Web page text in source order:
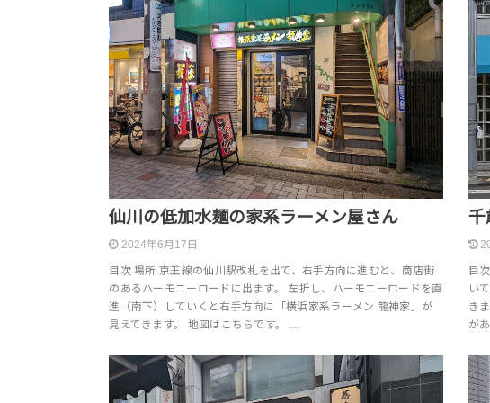
仙川の低加水麺の家系ラーメン屋さん
2024年6月17日
目次 場所 京王線の仙川駅改札を出て、右手方向に進むと、商店街
のあるハーモニーロードに出ます。 左折し、ハーモニーロードを直
進（南下）していくと右手方向に「横浜家系ラーメン 龍神家」が
見えてきます。 地図はこちらです。 …
千
目
い
き
が